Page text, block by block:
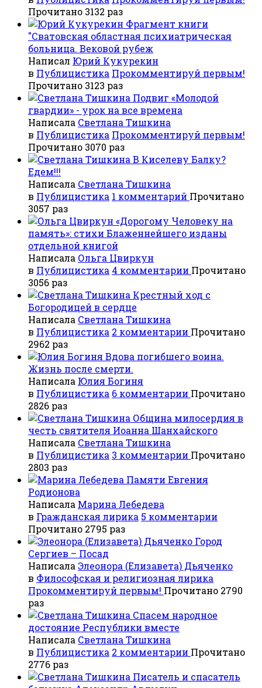
Прочитано 3132 раз
Фрагмент книги
"Сватовская областная психиатрическая
больница. Вековой рубеж
Написал Юрий Кукурекин
в Публицистика Прокомментируй первым!
Прочитано 3123 раз
Подвиг «Молодой
гвардии» - урок на все времена
Написала Светлана Тишкина
в Публицистика Прокомментируй первым!
Прочитано 3070 раз
В Киселеву Балку?
Едем!!!
Написала Светлана Тишкина
в Публицистика 1 комментарий Прочитано
3057 раз
«Дорогому Человеку на
память»: стихи Блаженнейшего изданы
отдельной книгой
Написала Ольга Цвиркун
в Публицистика 4 комментарии Прочитано
3056 раз
Крестный ход с
Богородицей в сердце
Написала Светлана Тишкина
в Публицистика 2 комментарии Прочитано
2962 раз
Вдова погибшего воина.
Жизнь после смерти.
Написала Юлия Богиня
в Публицистика 6 комментарии Прочитано
2826 раз
Община милосердия в
честь святителя Иоанна Шанхайского
Написала Светлана Тишкина
в Публицистика 3 комментарии Прочитано
2803 раз
Памяти Евгения
Родионова
Написала Марина Лебедева
в Гражданская лирика 5 комментарии
Прочитано 2795 раз
Город
Сергиев – Посад
Написала Элеонора (Елизавета) Дьяченко
в Философская и религиозная лирика
Прокомментируй первым! Прочитано 2790
раз
Спасем народное
достояние Республики вместе
Написала Светлана Тишкина
в Публицистика 2 комментарии Прочитано
2776 раз
Писатель и спасатель